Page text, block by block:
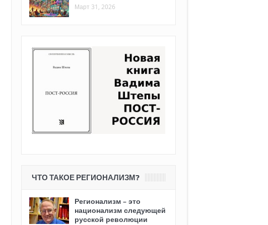
Март 31, 2026
ЧТО ТАКОЕ РЕГИОНАЛИЗМ?
Регионализм – это
национализм следующей
русской революции